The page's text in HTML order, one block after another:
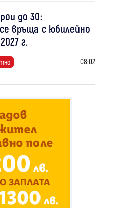
до 30:
връща с юбилейно
г.
08:02